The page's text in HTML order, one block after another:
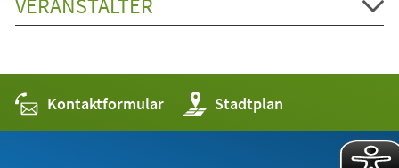
Kontaktformular Stadtplan
(Öffnet
in
einem